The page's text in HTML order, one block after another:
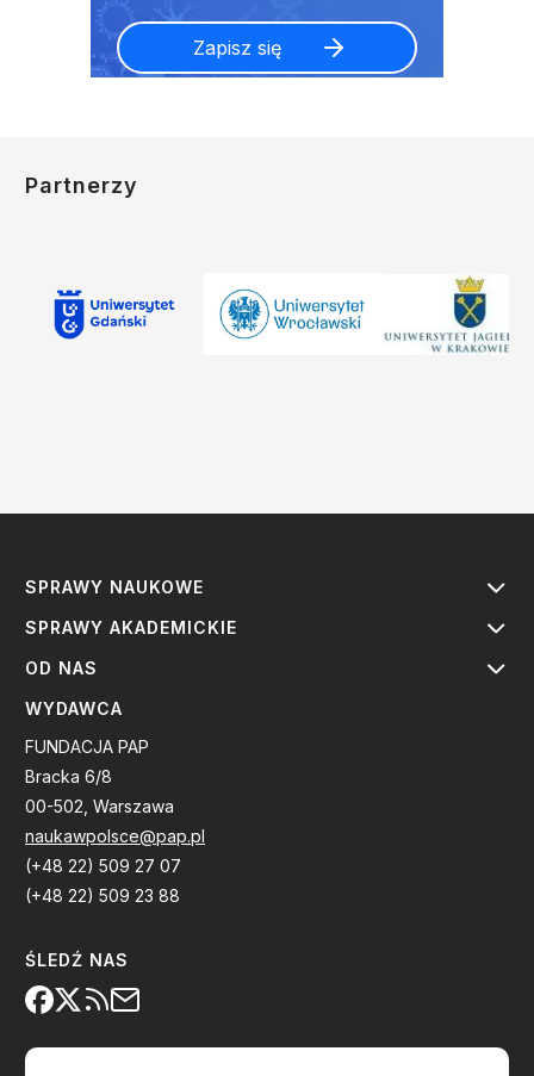
Partnerzy
SPRAWY NAUKOWE
SPRAWY AKADEMICKIE
OD NAS
WYDAWCA
FUNDACJA PAP
Bracka 6/8
00-502, Warszawa
naukawpolsce@pap.pl
(+48 22) 509 27 07
(+48 22) 509 23 88
ŚLEDŹ NAS